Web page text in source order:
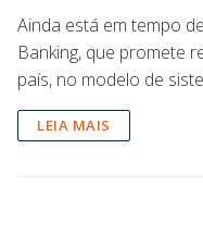
Ainda está em tempo
Banking, que promete
país, no modelo de
LEIA MAIS